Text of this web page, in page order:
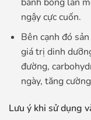
ngậy cực cuốn.
Bên cạnh đó
giá trị dinh
đường,
ngày, tăng
Lưu ý khi sử dụng